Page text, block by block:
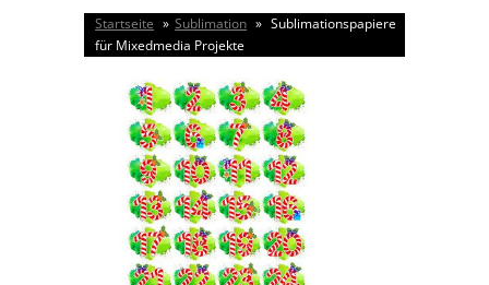
Startseite » Sublimation » Sublimationspapiere
für Mixedmedia Projekte